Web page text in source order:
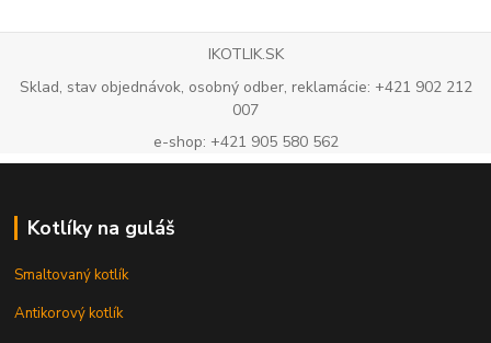
IKOTLIK.SK
Sklad, stav objednávok, osobný odber, reklamácie: +421 902 212
007
e-shop: +421 905 580 562
Kotlíky na guláš
Smaltovaný kotlík
Antikorový kotlík